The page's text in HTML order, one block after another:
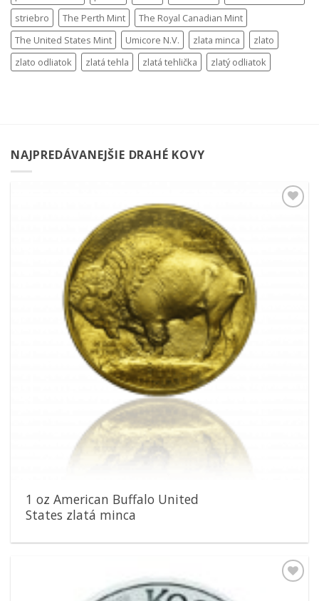
striebro
The Perth Mint
The Royal Canadian Mint
The United States Mint
Umicore N.V. zlata minca
zlato
zlato odliatok
zlatá tehla zlatá tehlička zlatý odliatok
NAJPREDÁVANEJŠIE DRAHÉ KOVY
1 oz American Buffalo United
States zlatá minca